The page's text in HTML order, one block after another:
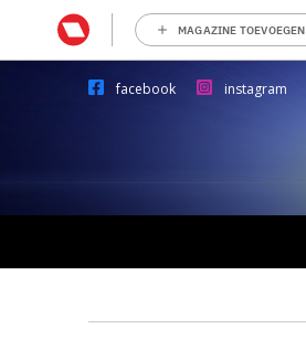
MAGAZINE TOEVOEGEN
facebook instagram